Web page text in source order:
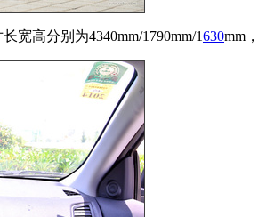
长宽高分别为4340mm/1790mm/1630mm，